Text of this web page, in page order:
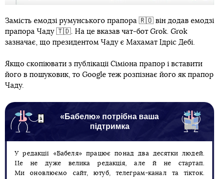
Замість емодзі румунського прапора 🇷🇴 він додав емодзі
прапора Чаду 🇹🇩. На це вказав чат-бот Grok. Grok
зазначає, що президентом Чаду є Махамат Ідріс Дебі.
Якщо скопіювати з публікації Сіміона прапор і вставити
його в пошуковик, то Google теж розпізнає його як прапор
Чаду.
«Бабелю» потрібна ваша
підтримка
У редакції «Бабеля» працює понад два десятки людей.
Це не дуже велика редакція, але й не стартап.
Ми оновлюємо сайт, ютуб, телеграм-канал та тікток.